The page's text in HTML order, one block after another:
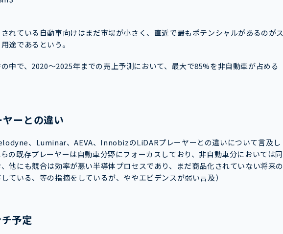
れている自動車向けはまだ市場が小さく、直近で最もポテンシャルがあるのがス
途であるという。
中で、2020～2025年までの売上予測において、最大で85%を非自動車が占める
ーとの違い
、Luminar、AEVA、InnobizのLiDARプレーヤーとの違いについて言及し
の既存プレーヤーは自動車分野にフォーカスしており、非自動車分においては同
他にも競合は効率が悪い半導体プロセスであり、まだ商品化されていない将来の
ている、等の指摘をしているが、ややエビデンスが弱い言及）
予定